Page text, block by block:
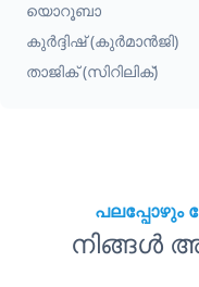
യൊറൂബാ
കുർദ്ദിഷ് (കുർമാൻജി)
താജിക് (സിറിലിക്)
പലപ്പോഴും
നിങ്ങൾ